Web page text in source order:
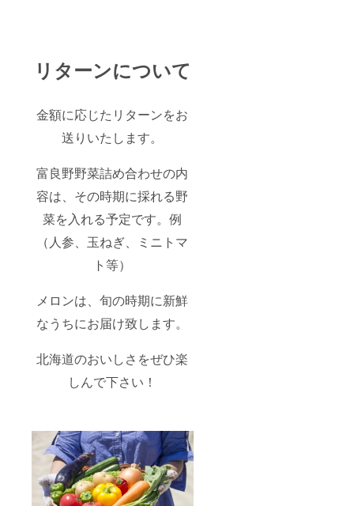
リターンについて
金額に応じたリターンをお
送りいたします。
富良野野菜詰め合わせの内
容は、その時期に採れる野
菜を入れる予定です。例
（人参、玉ねぎ、ミニトマ
ト等）
メロンは、旬の時期に新鮮
なうちにお届け致します。
北海道のおいしさをぜひ楽
しんで下さい！